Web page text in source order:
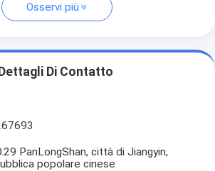
Osservi più
Dettagli Di Contatto
PanLongShan, città di Jiangyin,
popolare cinese